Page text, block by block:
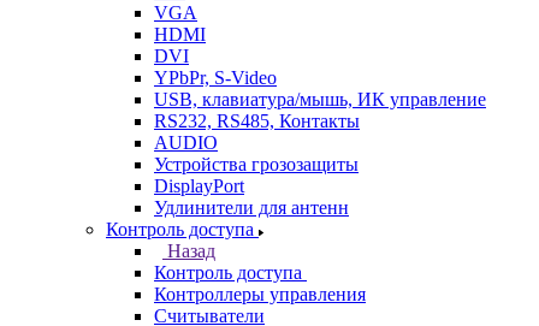
VGA
HDMI
DVI
YPbPr, S-Video
USB, клавиатура/мышь, ИК управление
RS232, RS485, Контакты
AUDIO
Устройства грозозащиты
DisplayPort
Удлинители для антенн
Контроль доступа
Назад
Контроль доступа
Контроллеры управления
Считыватели